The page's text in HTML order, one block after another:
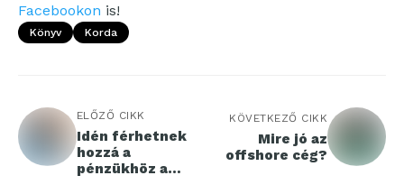
Facebookon is!
Könyv Korda
ELŐZŐ CIKK
Idén férhetnek
hozzá a
pénzükhöz a
KÖVETKEZŐ CIKK
Mire jó az
offshore cég?